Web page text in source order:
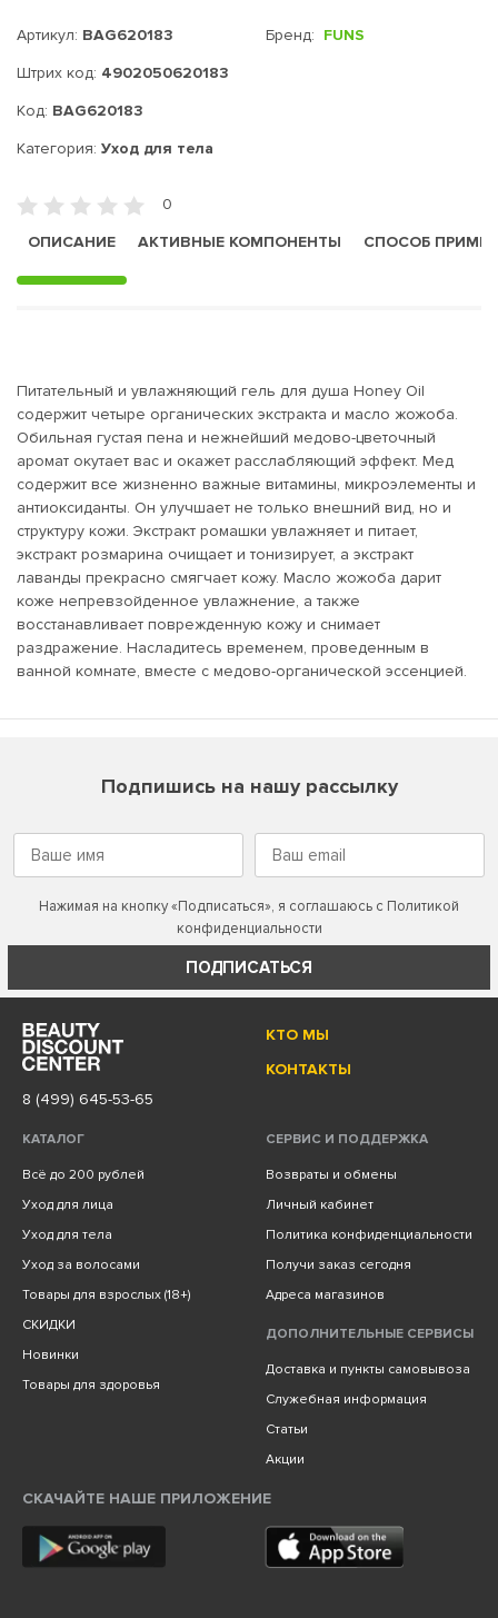
Артикул: BAG620183
Штрих код: 4902050620183
Код: BAG620183
Бренд: FUNS
Категория: Уход для тела
0
ОПИСАНИЕ
АКТИВНЫЕ КОМПОНЕНТЫ СПОСОБ
Питательный и увлажняющий гель для душа Honey Oil
содержит четыре органических экстракта и масло жожоба.
Обильная густая пена и нежнейший медово-цветочный
аромат окутает вас и окажет расслабляющий эффект. Мед
содержит все жизненно важные витамины, микроэлементы и
антиоксиданты. Он улучшает не только внешний вид, но и
структуру кожи. Экстракт ромашки увлажняет и питает,
экстракт розмарина очищает и тонизирует, а экстракт
лаванды прекрасно смягчает кожу. Масло жожоба дарит
коже непревзойденное увлажнение, а также
восстанавливает поврежденную кожу и снимает
раздражение. Насладитесь временем, проведенным в
ванной комнате, вместе с медово-органической эссенцией.
Подпишись на нашу рассылку
Нажимая на кнопку «Подписаться», я соглашаюсь с Политикой
конфиденциальности
ПОДПИСАТЬСЯ
КТО МЫ
КОНТАКТЫ
8 (499) 645-53-65
КАТАЛОГ
Всё до 200 рублей
Уход для лица
Уход для тела
Уход за волосами
Товары для взрослых (18+)
СКИДКИ
Новинки
Товары для здоровья
СЕРВИС И ПОДДЕРЖКА
Возвраты и обмены
Личный кабинет
Политика конфиденциальности
Получи заказ сегодня
Адреса магазинов
ДОПОЛНИТЕЛЬНЫЕ СЕРВИСЫ
Доставка и пункты самовывоза
Служебная информация
Статьи
Акции
СКАЧАЙТЕ НАШЕ ПРИЛОЖЕНИЕ